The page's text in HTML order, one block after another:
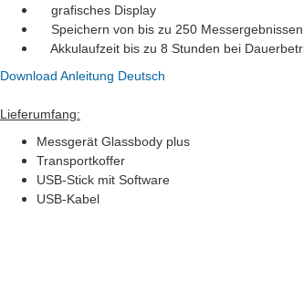
grafisches Display
Speichern von bis zu 250 Messergebnissen
Akkulaufzeit bis zu 8 Stunden bei
Download Anleitung Deutsch
Lieferumfang:
Messgerät Glassbody plus
Transportkoffer
USB-Stick mit Software
USB-Kabel